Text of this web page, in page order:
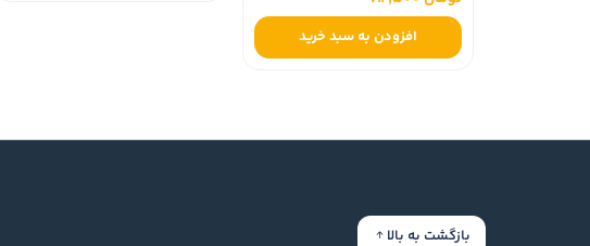
افزودن به سبد خرید
بازگشت به بالا